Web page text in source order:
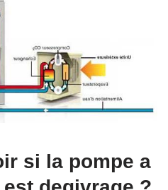
si la pompe a